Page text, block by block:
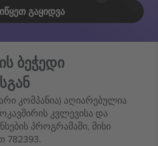
ᲒᲐᲧᲘᲓᲕᲐ
ბეჭედი
კომპანია) აღიარებულია
კვლევისა და
პროგრამაში, მისი
782393.